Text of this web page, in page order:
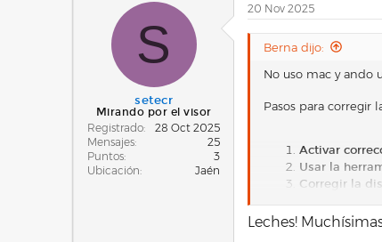
S
setecr
Mirando por el visor
Registrado
28 Oct 2025
Mensajes
25
Puntos
3
Ubicación
Jaén
20 Nov 2025
Berna dijo:
No uso mac y ando
Pasos para corregir
Activar
Usar la
Corregir la
pero su
Para
Leches!